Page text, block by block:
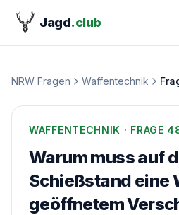
Jagd.club
NRW Fragen Waffentechnik
WAFFENTECHNIK · FRAGE
Warum muss auf
Schießstand eine
geöffnetem